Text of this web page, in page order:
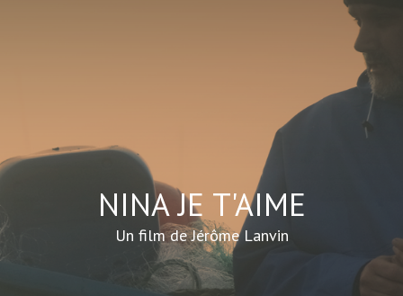
NINA JE T'AIME
Un film de Jérôme Lanvin